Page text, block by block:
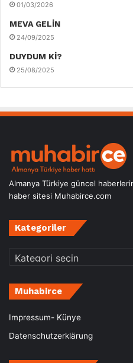
01/03/2026
MEVA GELİN
24/09/2025
DUYDUM Kİ?
25/08/2025
Almanya Türkiye güncel
haber sitesi Muhabirce.com
Kategoriler
Kategoriler
Muhabirce
Impressum- Künye
Datenschutzerklärung